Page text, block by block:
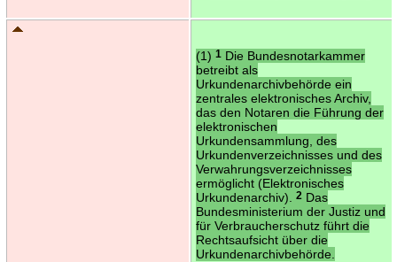
(1) 1Die Bundesnotarkammer
betreibt als
Urkundenarchivbehörde ein
zentrales elektronisches Archiv,
das den Notaren die Führung der
elektronischen
Urkundensammlung, des
Urkundenverzeichnisses und des
Verwahrungsverzeichnisses
ermöglicht (Elektronisches
Urkundenarchiv).
2Das
Bundesministerium der Justiz und
für Verbraucherschutz führt die
Rechtsaufsicht über die
Urkundenarchivbehörde.